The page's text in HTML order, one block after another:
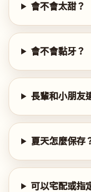
會不會太甜？
會不會黏牙？
長輩和小朋友
夏天怎麼保存
可以宅配或指